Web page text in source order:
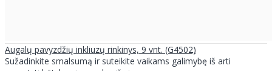
Augalų pavyzdžių inkliuzų rinkinys, 9 vnt. (G4502)
Sužadinkite smalsumą ir suteikite vaikams galimybę iš arti